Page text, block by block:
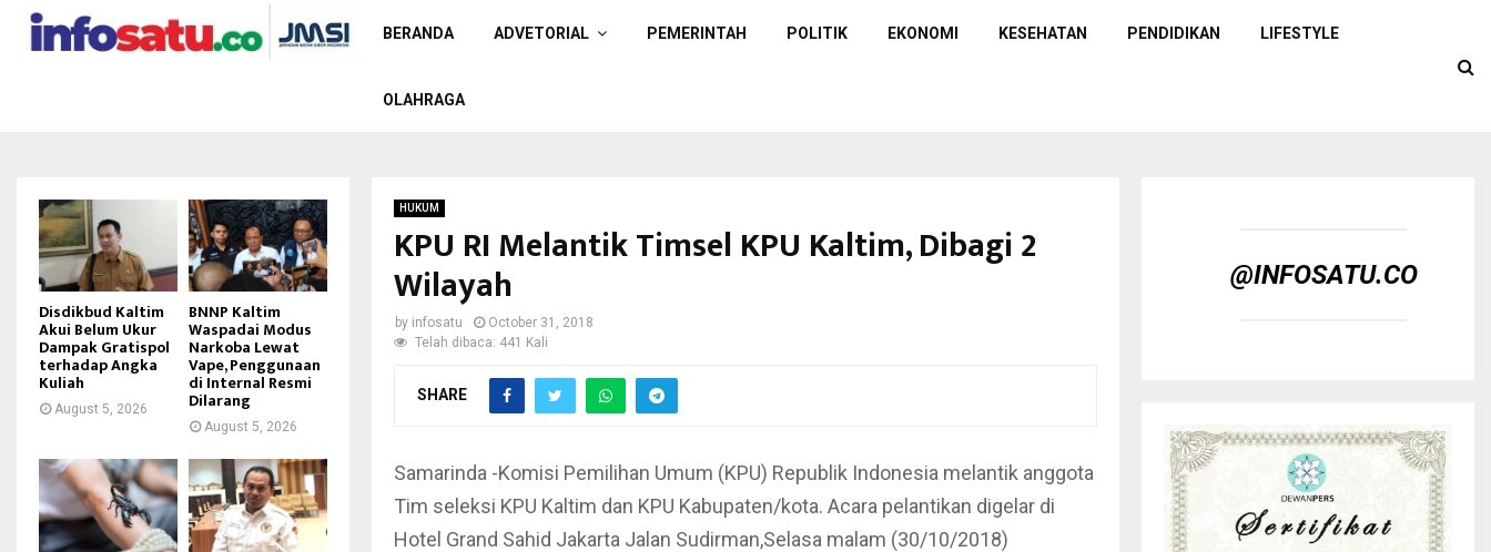
BERANDA ADVETORIAL PEMERINTAH POLITIK EKONOMI KESEHATAN PENDIDIKAN LIFESTYLE
OLAHRAGA
HUKUM
KPU RI Melantik Timsel KPU Kaltim, Dibagi 2
Wilayah
by infosatu
October 31, 2018
Telah dibaca: 441 Kali
SHARE
Samarinda -Komisi Pemilihan Umum (KPU) Republik Indonesia melantik anggota
Tim seleksi KPU Kaltim dan KPU Kabupaten/kota. Acara pelantikan digelar di
Hotel Grand Sahid Jakarta Jalan Sudirman,Selasa malam (30/10/2018)
Disdikbud Kaltim
Akui Belum Ukur
Dampak Gratispol
terhadap Angka
Kuliah
August 5, 2026
BNNP Kaltim
Waspadai Modus
Narkoba Lewat
Vape, Penggunaan
di Internal Resmi
Dilarang
August 5, 2026
@INFOSATU.CO